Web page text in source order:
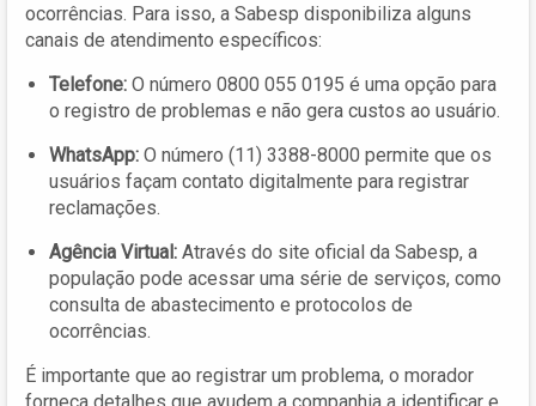
ocorrências. Para isso, a Sabesp disponibiliza alguns
canais de atendimento específicos:
Telefone: O número 0800 055 0195 é uma opção para
o registro de problemas e não gera custos ao usuário.
WhatsApp: O número (11) 3388-8000 permite que os
usuários façam contato digitalmente para registrar
reclamações.
Agência Virtual: Através do site oficial da Sabesp, a
população pode acessar uma série de serviços, como
consulta de abastecimento e protocolos de
ocorrências.
É importante que ao registrar um problema, o morador
forneça detalhes que ayudem a companhia a identificar e